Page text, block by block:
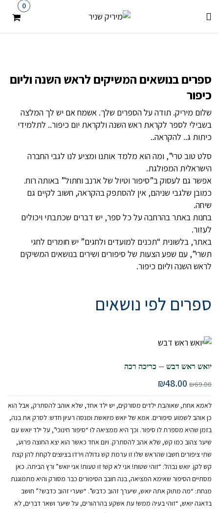
0
ספרים בנושאים המשיקים לראש השנה וליום
כיפור
שלום מיריק. תודה על הספרים שלך. אשמח אם יש לך המלצה
בשבילי לספר לקראת ראש השנה ולקראת יום כיפור.. לתלמידי
כיתות ג.. להקראה..
סלט טוב טרי”, ומה הוא מלמד אותנו ומציע לנו לגבי החברה
הישראלית המפולגת.
אפשר גם לעסוק ב”סיפור וטיול של ארנב וחתול” באותה רוח.
כמובן שלגבי שניהם, אין להסתפק בהקראה, חשוב לקיים גם
שיחה.
בחנות באתר בהרחבה על כל ספר, יש דברים שכתבתי ויכולים
לעזור.
באתר, בלשונית “תכנים למועדים ולחגים” יש חומרים לחגי
תשרי”, עם שפע הצעות של סיפורים ושירים בנושאים המשיקים
לראש השנה וליום כיפור.
ספרים לפי נושאים
יואש ראש דבש – כריכה רכה
₪69.00 המחיר
המקורי
היה:
₪69.00.
₪48.00
הנוכחי
הוא:
₪48.00.
לאמא אחת, שאוהבת ילדים מסורקים, יש ילד אחד, שלא אוהב להסתרק, אבל הוא
כן אוהב לשמוע סיפורים. אמא של יואש מיואשת ומנסה רעיון חדש: לסרק את בנה,
בזמן שהיא מספרת לו סיפור. וכך היא ממציאה לו “סיפור חינוכי”, על ילד יואש עם
שיער צהוב כמו קש, שלא אהב להסתרק. ויום אחד כאשר הוא יצא החוצה פרוע,
שתי ציפורים חשבו שהראש שלו זו ערמת קש גדולה וירדו בציוצים לקחת להן קצת
קש לקן. יואש נבהל: “זוהי שטות! אני לא קש! זו טעות! אני יואש” ורץ הביתה. כאן
מסתיים הסיפור שאימא המציאה, בנה חובב הסיפורים כבר מסורק והיא מתמוגגת
מנחת: “מה מתוק אתה יואש, שיערך זהוב כדבש”. “שערי זהוב כדבש?” חושב
בדאגה יואש, “זוהי בעיה ממש! עת אשקע בהרהורים, על שיער ושאר דברים, לא